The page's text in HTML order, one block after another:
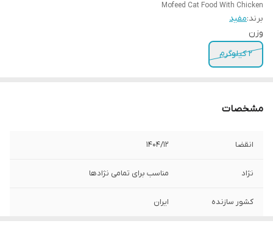
Mofeed Cat Food With Chicken
برند:مفید
وزن
2 کیلوگرم
مشخصات
انقضا 1404/۱۲
نژاد مناسب برای تمامی نژادها
کشور سازنده ایران